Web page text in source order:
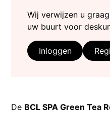
De BCL SPA Green Tea
Wij verwijzen u
uw buurt voor
Inloggen